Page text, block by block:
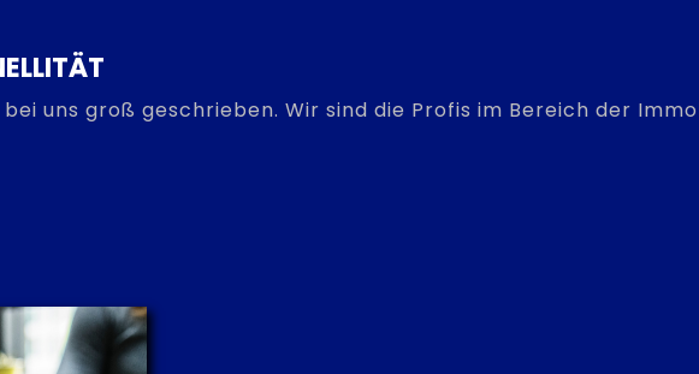
uns groß geschrieben. Wir sind die Profis im Bereich der